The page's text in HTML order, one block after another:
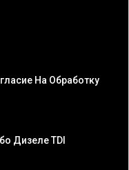
На Обработку
Дизеле TDI